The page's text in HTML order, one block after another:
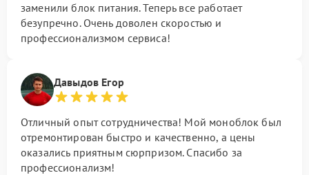
заменили блок питания. Теперь все работает
безупречно. Очень доволен скоростью и
профессионализмом сервиса!
Давыдов Егор
Отличный опыт сотрудничества! Мой моноблок был
отремонтирован быстро и качественно, а цены
оказались приятным сюрпризом. Спасибо за
профессионализм!